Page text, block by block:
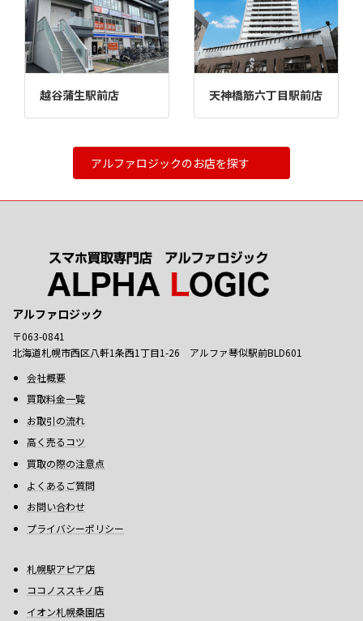
越谷蒲生駅前店 天神橋筋六丁目駅前店
アルファロジックのお店を探す
アルファロジック
〒063-0841
北海道札幌市西区八軒1条西1丁目1-26 アルファ琴似駅前BLD601
会社概要
買取料金一覧
お取引の流れ
高く売るコツ
買取の際の注意点
よくあるご質問
お問い合わせ
プライバシーポリシー
札幌駅アピア店
ココノススキノ店
イオン札幌桑園店